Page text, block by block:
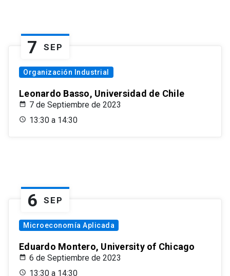
7 SEP
Organización Industrial
Leonardo Basso, Universidad de Chile
7 de Septiembre de 2023
13:30 a 14:30
6 SEP
Microeconomía Aplicada
Eduardo Montero, University of Chicago
6 de Septiembre de 2023
13:30 a 14:30